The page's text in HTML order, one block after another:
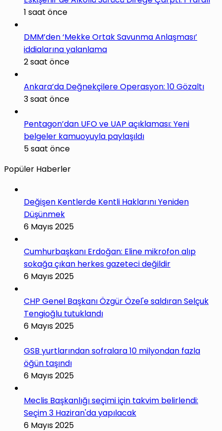
1 saat önce
DMM’den ‘Mekke Ortak Savunma Anlaşması’
iddialarına yalanlama
2 saat önce
Ankara’da Değnekçilere Operasyon: 10 Gözaltı
3 saat önce
Pentagon’dan UFO ve UAP açıklaması: Yeni
belgeler kamuoyuyla paylaşıldı
5 saat önce
Popüler Haberler
Değişen Kentlerde Kentli Haklarını Yeniden
Düşünmek
6 Mayıs 2025
Cumhurbaşkanı Erdoğan: Eline mikrofon alıp
sokağa çıkan herkes gazeteci değildir
6 Mayıs 2025
CHP Genel Başkanı Özgür Özel'e saldıran Selçuk
Tengioğlu tutuklandı
6 Mayıs 2025
GSB yurtlarından sofralara 10 milyondan fazla
öğün taşındı
6 Mayıs 2025
Meclis Başkanlığı seçimi için takvim belirlendi:
Seçim 3 Haziran'da yapılacak
6 Mayıs 2025